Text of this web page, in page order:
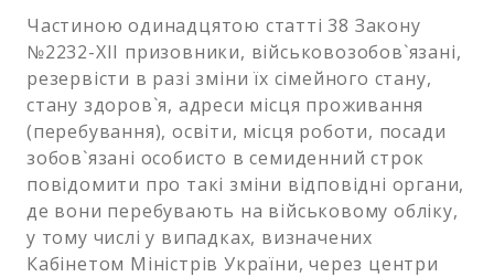
Частиною одинадцятою статті 38 Закону
№2232-ХІІ призовники, військовозобов`язані,
резервісти в разі зміни їх сімейного стану,
стану здоров`я, адреси місця проживання
(перебування), освіти, місця роботи, посади
зобов`язані особисто в семиденний строк
повідомити про такі зміни відповідні органи,
де вони перебувають на військовому обліку,
у тому числі у випадках, визначених
Кабінетом Міністрів України, через центри